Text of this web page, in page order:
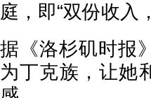
庭，即“双份收入
据《洛杉矶时报
为丁克族，让她